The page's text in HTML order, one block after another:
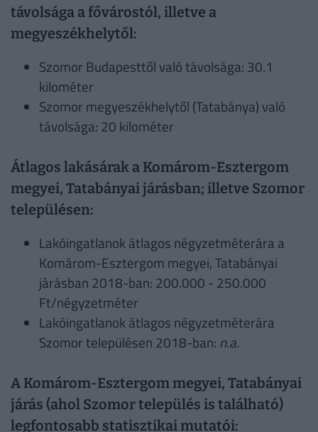
távolsága a fővárostól, illetve a
megyeszékhelytől:
Szomor Budapesttől való távolsága: 30.1
kilométer
Szomor megyeszékhelytől (Tatabánya) való
távolsága: 20 kilométer
Átlagos lakásárak a Komárom-Esztergom
megyei, Tatabányai járásban; illetve Szomor
településen:
Lakóingatlanok átlagos négyzetméterára a
Komárom-Esztergom megyei, Tatabányai
járásban 2018-ban: 200.000 - 250.000
Ft/négyzetméter
Lakóingatlanok átlagos négyzetméterára
Szomor településen 2018-ban: n.a.
A Komárom-Esztergom megyei, Tatabányai
járás (ahol Szomor település is található)
legfontosabb statisztikai mutatói: